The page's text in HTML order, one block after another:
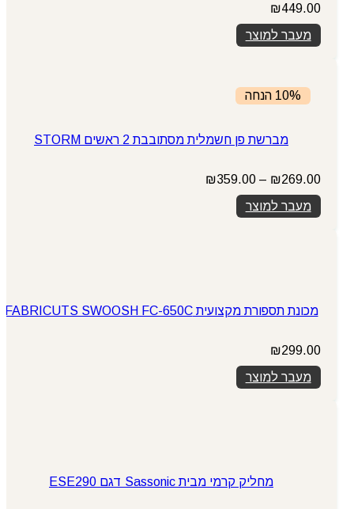
₪449.00
מעבר למוצר
10% הנחה
מברשת פן חשמלית מסתובבת 2 ראשים STORM
₪269.00
–
₪359.00
מעבר למוצר
מכונת תספורת מקצועית FABRICUTS SWOOSH FC-650C
₪299.00
מעבר למוצר
מחליק קרמי מבית Sassonic דגם ESE290